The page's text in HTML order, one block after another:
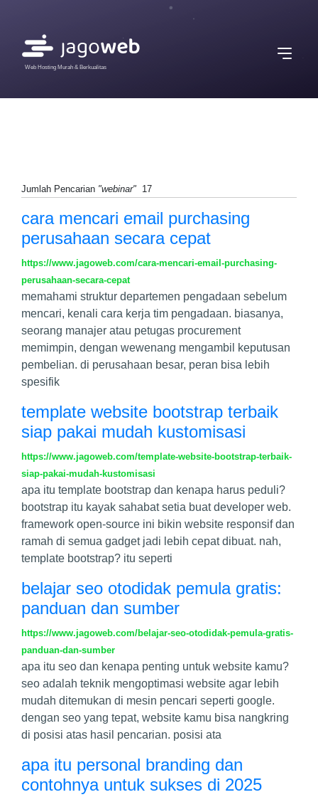
Web Hosting Murah & Berkualitas
Jumlah Pencarian "webinar" 17
cara mencari email purchasing
perusahaan secara cepat
https://www.jagoweb.com/cara-mencari-email-purchasing-
perusahaan-secara-cepat
memahami struktur departemen pengadaan sebelum
mencari, kenali cara kerja tim pengadaan. biasanya,
seorang manajer atau petugas procurement
memimpin, dengan wewenang mengambil keputusan
pembelian. di perusahaan besar, peran bisa lebih
spesifik
template website bootstrap terbaik
siap pakai mudah kustomisasi
https://www.jagoweb.com/template-website-bootstrap-terbaik-
siap-pakai-mudah-kustomisasi
apa itu template bootstrap dan kenapa harus peduli?
bootstrap itu kayak sahabat setia buat developer web.
framework open-source ini bikin website responsif dan
ramah di semua gadget jadi lebih cepat dibuat. nah,
template bootstrap? itu seperti
belajar seo otodidak pemula gratis:
panduan dan sumber
https://www.jagoweb.com/belajar-seo-otodidak-pemula-gratis-
panduan-dan-sumber
apa itu seo dan kenapa penting untuk website kamu?
seo adalah teknik mengoptimasi website agar lebih
mudah ditemukan di mesin pencari seperti google.
dengan seo yang tepat, website kamu bisa nangkring
di posisi atas hasil pencarian. posisi ata
apa itu personal branding dan
contohnya untuk sukses di 2025